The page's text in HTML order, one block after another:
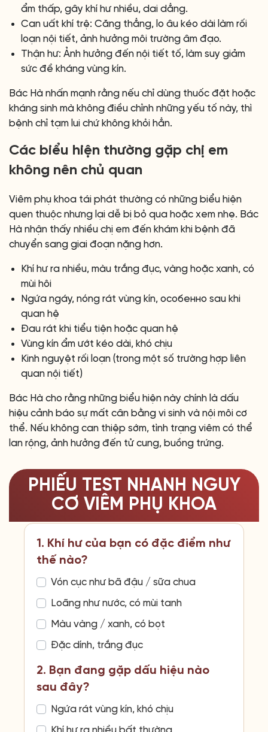
ẩm thấp, gây khí hư nhiều, dai dẳng.
Can uất khí trệ: Căng thẳng, lo âu kéo dài làm rối
loạn nội tiết, ảnh hưởng môi trường âm đạo.
Thận hư: Ảnh hưởng đến nội tiết tố, làm suy giảm
sức đề kháng vùng kín.
Bác Hà nhấn mạnh rằng nếu chỉ dùng thuốc đặt hoặc
kháng sinh mà không điều chỉnh những yếu tố này, thì
bệnh chỉ tạm lui chứ không khỏi hẳn.
Các biểu hiện thường gặp chị em
không nên chủ quan
Viêm phụ khoa tái phát thường có những biểu hiện
quen thuộc nhưng lại dễ bị bỏ qua hoặc xem nhẹ. Bác
Hà nhận thấy nhiều chị em đến khám khi bệnh đã
chuyển sang giai đoạn nặng hơn.
Khí hư ra nhiều, màu trắng đục, vàng hoặc xanh, có
mùi hôi
Ngứa ngáy, nóng rát vùng kín, особенно sau khi
quan hệ
Đau rát khi tiểu tiện hoặc quan hệ
Vùng kín ẩm ướt kéo dài, khó chịu
Kinh nguyệt rối loạn (trong một số trường hợp liên
quan nội tiết)
Bác Hà cho rằng những biểu hiện này chính là dấu
hiệu cảnh báo sự mất cân bằng vi sinh và nội môi cơ
thể. Nếu không can thiệp sớm, tình trạng viêm có thể
lan rộng, ảnh hưởng đến tử cung, buồng trứng.
PHIẾU TEST NHANH NGUY
CƠ VIÊM PHỤ KHOA
1. Khí hư của bạn có đặc điểm như
thế nào?
Vón cục như bã đậu / sữa chua
Loãng như nước, có mùi tanh
Màu vàng / xanh, có bọt
Đặc dính, trắng đục
2. Bạn đang gặp dấu hiệu nào
sau đây?
Ngứa rát vùng kín, khó chịu